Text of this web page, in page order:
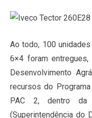
Ao todo, 100
6×4 foram
Desenvolvimento
recursos do
PAC 2, dentro da
(Superintendência do